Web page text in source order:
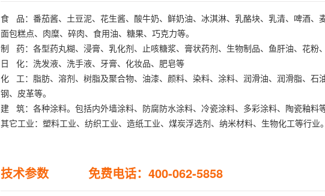
食 品：番茄酱、土豆泥、花生酱、酸牛奶、鲜奶油、冰淇淋、乳酪块、乳清、啤酒、
面包糕点、肉糜、碎肉、食用油、糖果、巧克力等。
制 药：各型药丸糊、浸膏、乳化剂、止咳糖浆、膏状药剂、生物制品、鱼肝油、花粉、
日 化：洗发液、洗手液、牙膏、化妆品、肥皂等
化 工：脂肪、溶剂、树脂及聚合物、油漆、颜料、染料、涂料、润滑油、润滑脂、石
钢、皮革等。
建 筑：各种涂料。包括内外墙涂料、防腐防水涂料、冷瓷涂料、多彩涂料、陶瓷釉料等
其它工业：塑料工业、纺织工业、造纸工业、煤炭浮选剂、纳米材料、生物化工等行业。
技术参数 免费电话：400-062-5858